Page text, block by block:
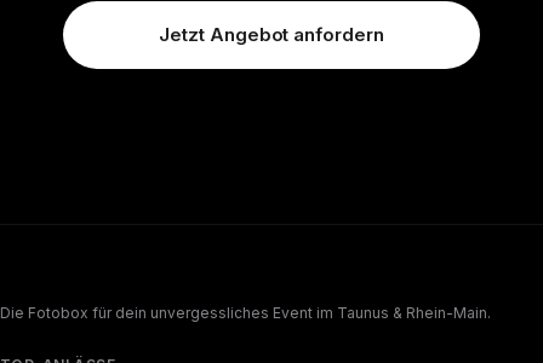
Jetzt Angebot anfordern
Die Fotobox für dein unvergessliches Event im Taunus & Rhein-Main.